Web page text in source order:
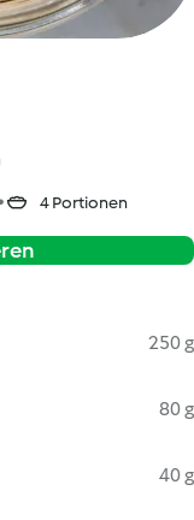
4 Portionen
250 g
80 g
40 g